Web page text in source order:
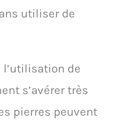
utiliser de
de
s’avérer très
pierres peuvent